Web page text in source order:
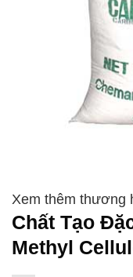
Chất Tạo
Methyl